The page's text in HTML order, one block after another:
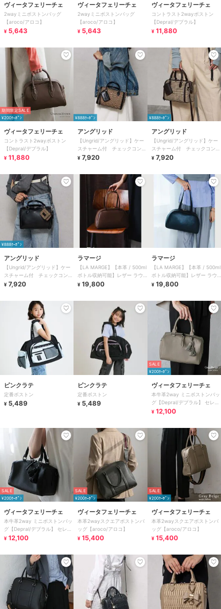
ヴィータフェリーチェ
2wayミニボストンバッグ
【aroco/アロコ】
¥ 5,643
ヴィータフェリーチェ
2wayミニボストンバッグ
【aroco/アロコ】
¥ 5,643
ヴィータフェリーチェ
コントラスト2wayボストン
【Depral/デプラル】
¥ 11,880
期間限定SALE
¥200ｸｰﾎﾟﾝ
ヴィータフェリーチェ
コントラスト2wayボストン
【Depral/デプラル】
¥ 11,880
¥888ｸｰﾎﾟﾝ
アングリッド
【Ungrid/アングリッド】ケー
スチャーム付 チェックコンビ
ボストンバッグ
¥ 7,920
¥888ｸｰﾎﾟﾝ
アングリッド
【Ungrid/アングリッド】ケー
スチャーム付 チェックコンビ
ボストンバッグ
¥ 7,920
¥888ｸｰﾎﾟﾝ
アングリッド
【Ungrid/アングリッド】ケー
スチャーム付 チェックコンビ
ボストンバッグ
¥ 7,920
ラマージ
【LA MARGE】【本革 / 500ml
ボトル収納可能】レザー ラウ
ンド ボストンバッグ (M)
¥ 19,800
ラマージ
【LA MARGE】【本革 / 500ml
ボトル収納可能】レザー ラウ
ンド ボストンバッグ (M)
¥ 19,800
ピンクラテ
定番ボストン
¥ 5,489
ピンクラテ
定番ボストン
¥ 5,489
SALE
¥200ｸｰﾎﾟﾝ
ヴィータフェリーチェ
本牛革2way ミニボストンバッ
グ【Depral/デプラル】 セレモ
ニー向け
¥ 12,100
SALE
¥200ｸｰﾎﾟﾝ
ヴィータフェリーチェ
本牛革2way ミニボストンバッ
グ【Depral/デプラル】 セレモ
ニー向け
¥ 12,100
SALE
¥200ｸｰﾎﾟﾝ
ヴィータフェリーチェ
本革2wayスクエアボストンバ
ッグ【aroco/アロコ】
¥ 15,400
SALE
¥200ｸｰﾎﾟﾝ
ヴィータフェリーチェ
本革2wayスクエアボストンバ
ッグ【aroco/アロコ】
¥ 15,400